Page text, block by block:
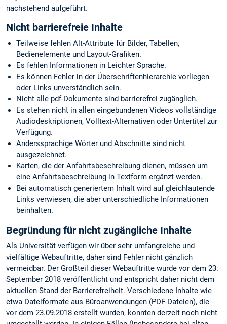
nachstehend aufgeführt.
Nicht barrierefreie Inhalte
Teilweise fehlen Alt-Attribute für Bilder, Tabellen,
Bedienelemente und Layout-Grafiken.
Es fehlen Informationen in Leichter Sprache.
Es können Fehler in der Überschriftenhierarchie vorliegen
oder Links unverständlich sein.
Nicht alle pdf-Dokumente sind barrierefrei zugänglich.
Es stehen nicht in allen eingebundenen Videos vollständige
Audiodeskriptionen, Volltext-Alternativen oder Untertitel zur
Verfügung.
Anderssprachige Wörter und Abschnitte sind nicht
ausgezeichnet.
Karten, die der Anfahrtsbeschreibung dienen, müssen um
eine Anfahrtsbeschreibung in Textform ergänzt werden.
Bei automatisch generiertem Inhalt wird auf gleichlautende
Links verwiesen, die aber unterschiedliche Informationen
beinhalten.
Begründung für nicht zugängliche Inhalte
Als Universität verfügen wir über sehr umfangreiche und
vielfältige Webauftritte, daher sind Fehler nicht gänzlich
vermeidbar. Der Großteil dieser Webauftritte wurde vor dem 23.
September 2018 veröffentlicht und entspricht daher nicht dem
aktuellen Stand der Barrierefreiheit. Verschiedene Inhalte wie
etwa Dateiformate aus Büroanwendungen (PDF-Dateien), die
vor dem 23.09.2018 erstellt wurden, konnten derzeit noch nicht